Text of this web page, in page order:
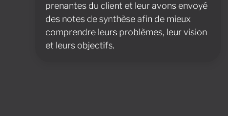
prenantes du client et leur avons envoyé
des notes de synthèse afin de mieux
comprendre leurs problèmes, leur vision
et leurs objectifs.